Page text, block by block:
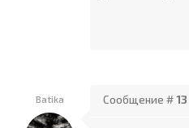
Batika Сообщение #13